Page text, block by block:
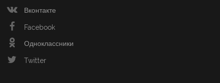
Вконтакте
Facebook
Одноклассники
Twitter